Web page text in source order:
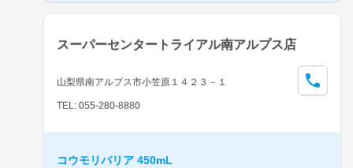
スーパーセンタートライアル南アルプス店
山梨県南アルプス市小笠原１４２３－１
TEL: 055-280-8880
コウモリバリア 450mL